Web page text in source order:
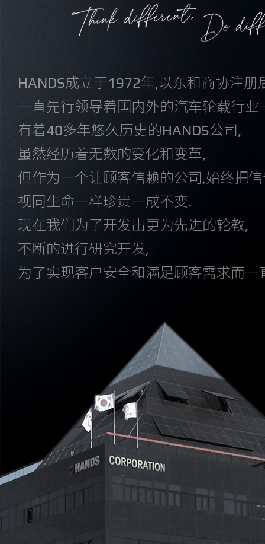
HANDS成立于1972年,以东和商协注册
一直先行领导着国内外的汽车轮载行业
有着40多年悠久历史的HANDS公司,
虽然经历着无数的变化和变革,
但作为一个让顾客信赖的公司,始终把
视同生命一样珍贵一成不变.
现在我们为了开发出更为先进的轮教,
不断的进行研究开发,
为了实现客户安全和满足顾客需求而一